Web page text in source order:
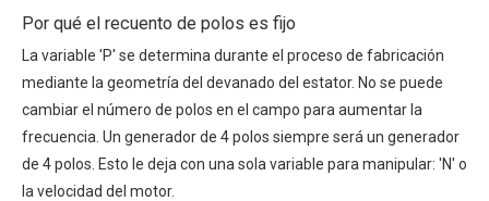
Por qué el recuento de polos es fijo
La variable 'P' se determina durante el proceso de fabricación
mediante la geometría del devanado del estator. No se puede
cambiar el número de polos en el campo para aumentar la
frecuencia. Un generador de 4 polos siempre será un generador
de 4 polos. Esto le deja con una sola variable para manipular: 'N' o
la velocidad del motor.